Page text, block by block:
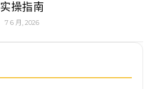
实操指南
7 6 月, 2026